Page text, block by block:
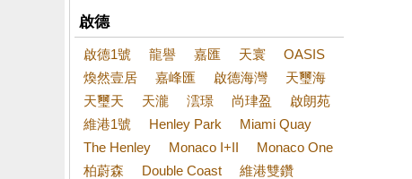
啟德
啟德1號 龍譽 嘉匯 天寰
OASIS
煥然壹居
嘉峰匯 啟德海灣
天璽海
天璽天
天瀧 澐璟 尚珒盈
啟朗苑
維港1號
Henley Park
Miami Quay
The Henley
Monaco I+II
Monaco One
柏蔚森
Double Coast 維港雙鑽